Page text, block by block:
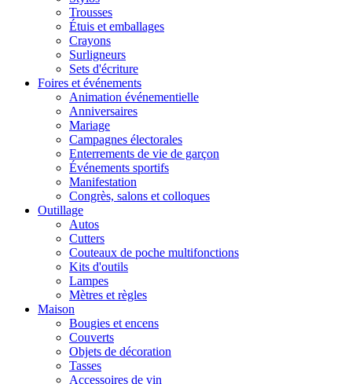
Trousses
Étuis et emballages
Crayons
Surligneurs
Sets d'écriture
Foires et événements
Animation événementielle
Anniversaires
Mariage
Campagnes électorales
Enterrements de vie de garçon
Événements sportifs
Manifestation
Congrès, salons et colloques
Outillage
Autos
Cutters
Couteaux de poche multifonctions
Kits d'outils
Lampes
Mètres et règles
Maison
Bougies et encens
Couverts
Objets de décoration
Tasses
Accessoires de vin